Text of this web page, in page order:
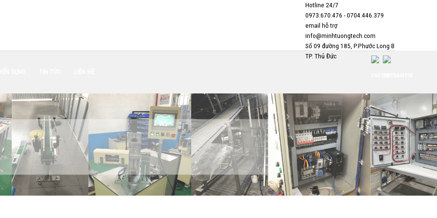
Hotline 24/7
0973.670.476 - 0704.446.379
email hỗ trợ
info@minhtuongtech.com
Số 09 đường 185, P.Phước Long B
TP. Thủ Đức